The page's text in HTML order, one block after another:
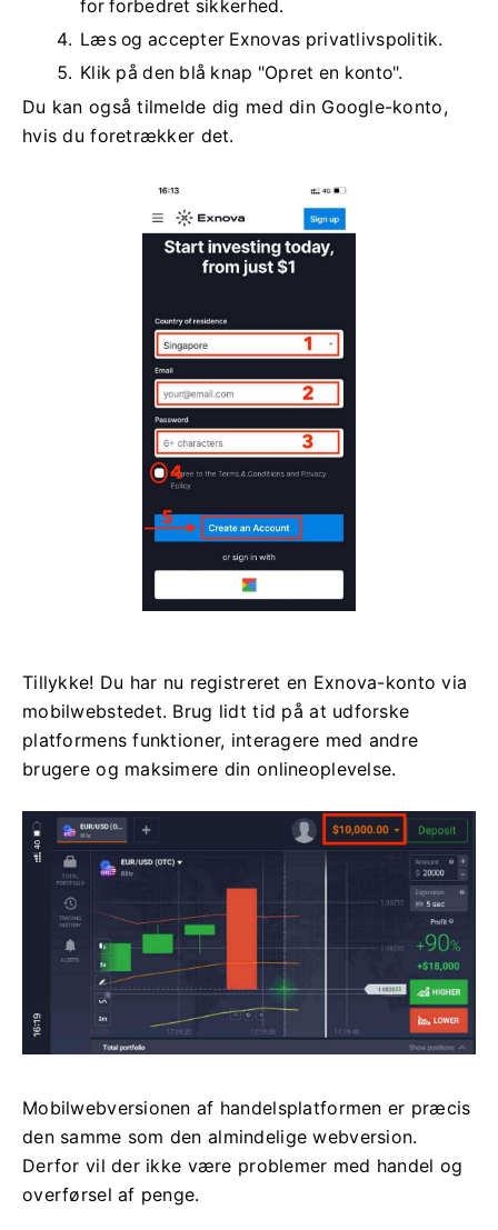
for forbedret sikkerhed.
Læs og accepter Exnovas privatlivspolitik.
Klik på den blå knap "Opret en konto".
Du kan også tilmelde dig med din Google-konto,
hvis du foretrækker det.
Tillykke! Du har nu registreret en Exnova-konto via
mobilwebstedet. Brug lidt tid på at udforske
platformens funktioner, interagere med andre
brugere og maksimere din onlineoplevelse.
Mobilwebversionen af ​​handelsplatformen er præcis
den samme som den almindelige webversion.
Derfor vil der ikke være problemer med handel og
overførsel af penge.